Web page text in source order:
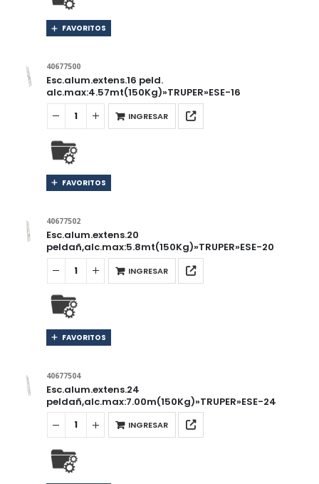
FAVORITOS
40677500
Esc.alum.extens.16 peld.
alc.max:4.57mt(150Kg)»TRUPER»ESE-16
INGRESAR
FAVORITOS
40677502
Esc.alum.extens.20
peldañ,alc.max:5.8mt(150Kg)»TRUPER»ESE-20
INGRESAR
FAVORITOS
40677504
Esc.alum.extens.24
peldañ,alc.max:7.00m(150Kg)»TRUPER»ESE-24
INGRESAR